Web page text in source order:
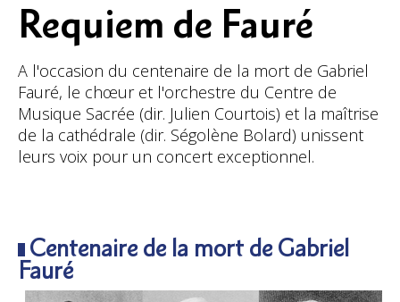
Requiem de Fauré
A l'occasion du centenaire de la mort de Gabriel
Fauré, le chœur et l'orchestre du Centre de
Musique Sacrée (dir. Julien Courtois) et la maîtrise
de la cathédrale (dir. Ségolène Bolard) unissent
leurs voix pour un concert exceptionnel.
Centenaire de la mort de Gabriel
Fauré